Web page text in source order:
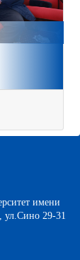
имени
ул.Сино 29-31